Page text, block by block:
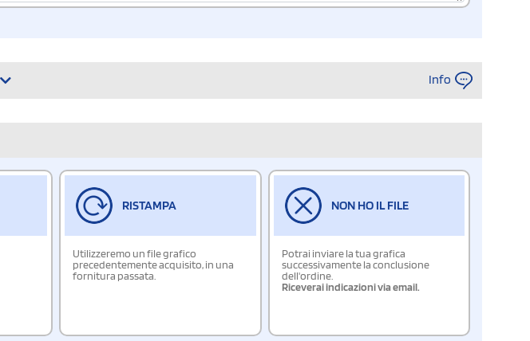
Info
RISTAMPA
Utilizzeremo un file grafico
precedentemente acquisito, in una
fornitura passata.
NON HO IL FILE
Potrai inviare la tua grafica
successivamente la conclusione
dell'ordine.
Riceverai indicazioni via email.